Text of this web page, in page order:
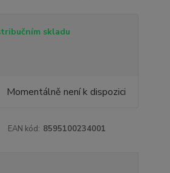
skladu
Momentálně není k dispozici
EAN kód: 8595100234001